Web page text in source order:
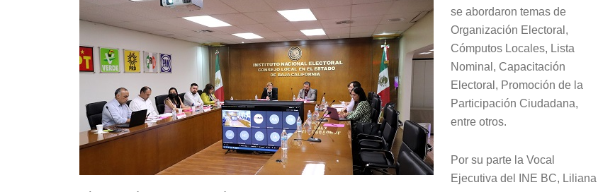
se abordaron temas de
Organización Electoral,
Cómputos Locales, Lista
Nominal, Capacitación
Electoral, Promoción de la
Participación Ciudadana,
entre otros.
Por su parte la Vocal
Ejecutiva del INE BC, Liliana